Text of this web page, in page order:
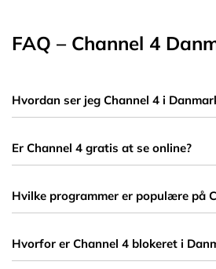
FAQ – Channel 4
Hvordan ser jeg Channel 4 i
Channel4.com som var du der fysisk.
Er Channel 4 gratis at se online?
Du skal blot oprette en konto for at få
Hvilke programmer er populære på
Hvorfor er Channel 4 blokeret i